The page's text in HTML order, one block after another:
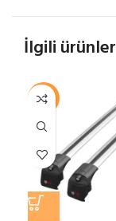
İlgili ürünler
-12%